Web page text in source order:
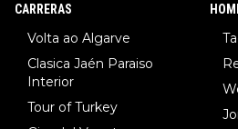
CARRERAS
Volta ao Algarve
Clasica Jaén Paraiso
Interior
Tour of Turkey